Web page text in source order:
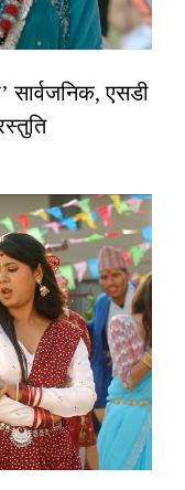
सार्वजनिक, एसडी